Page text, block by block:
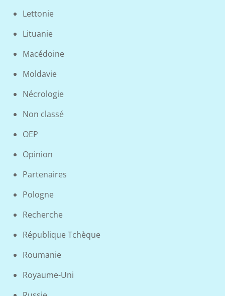
Lettonie
Lituanie
Macédoine
Moldavie
Nécrologie
Non classé
OEP
Opinion
Partenaires
Pologne
Recherche
République Tchèque
Roumanie
Royaume-Uni